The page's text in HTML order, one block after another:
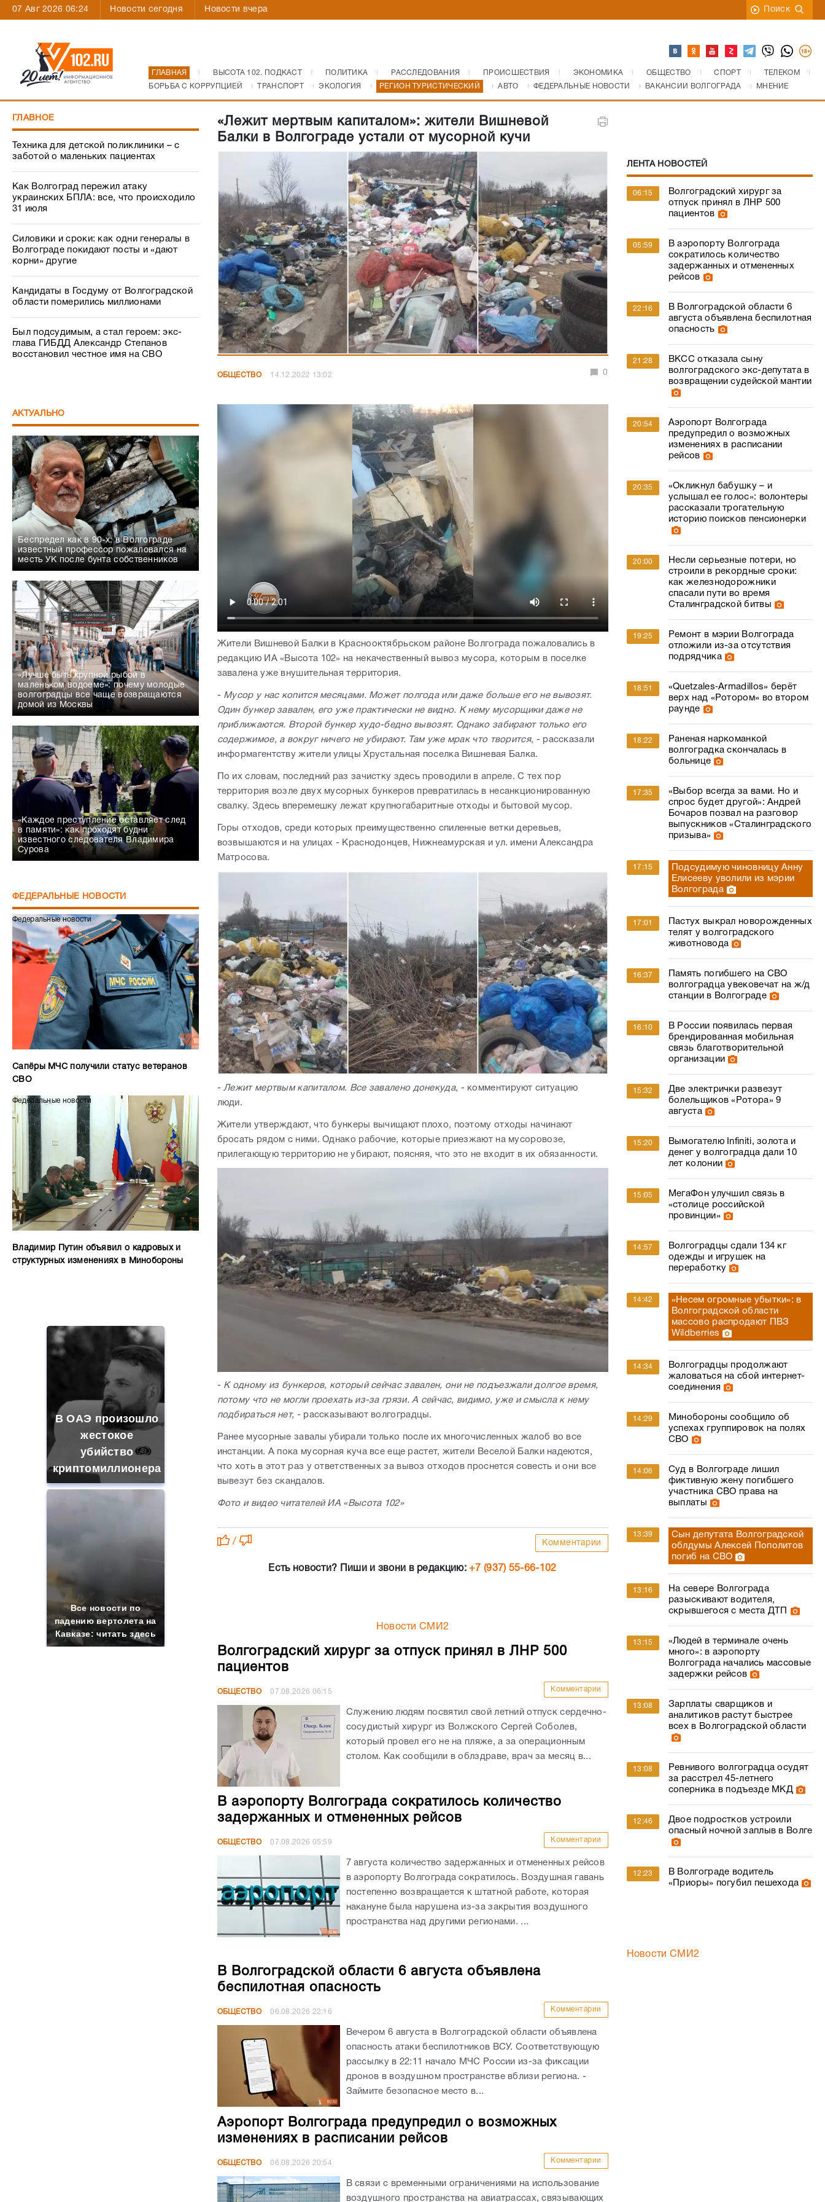
07 Авг 2026 06:24 Новости сегодня Новости вчера Поиск
ГЛАВНАЯ ВЫСОТА 102. ПОДКАСТ ПОЛИТИКА РАССЛЕДОВАНИЯ ПРОИСШЕСТВИЯ ЭКОНОМИКА ОБЩЕСТВО СПОРТ
ТЕЛЕКОМ
БОРЬБА С КОРРУПЦИЕЙ
ТРАНСПОРТ ЭКОЛОГИЯ РЕГИОН ТУРИСТИЧЕСКИЙ АВТО ФЕДЕРАЛЬНЫЕ НОВОСТИ ВАКАНСИИ ВОЛГОГРАДА МНЕНИЕ
ГЛАВНОЕ
Техника для детской поликлиники – с
заботой о маленьких пациентах
Как Волгоград пережил атаку
украинских БПЛА: все, что происходило
31 июля
Силовики и сроки: как одни генералы в
Волгограде покидают посты и «дают
корни» другие
Кандидаты в Госдуму от Волгоградской
области померились миллионами
Был подсудимым, а стал героем: экс-
глава ГИБДД Александр Степанов
восстановил честное имя на СВО
АКТУАЛЬНО
Беспредел как в 90-х: в Волгограде
известный профессор пожаловался на
месть УК после бунта собственников
«Лучше быть крупной рыбой в
маленьком водоеме»: почему молодые
волгоградцы все чаще возвращаются
домой из Москвы
«Каждое преступление оставляет след
в памяти»: как проходят будни
известного следователя Владимира
Сурова
ФЕДЕРАЛЬНЫЕ НОВОСТИ
Федеральные новости
Сапёры МЧС получили статус ветеранов
СВО
Федеральные новости
Владимир Путин объявил о кадровых и
структурных изменениях в Минобороны
В ОАЭ произошло
жестокое
убийство
криптомиллионера
Все новости по
падению вертолета на
Кавказе: читать здесь
«Лежит мертвым капиталом»: жители Вишневой
Балки в Волгограде устали от мусорной кучи
ОБЩЕСТВО 14.12.2022 13:02 0
Жители Вишневой Балки в Краснооктябрьском районе Волгограда пожаловались в
редакцию ИА «Высота 102» на некачественный вывоз мусора, которым в поселке
завалена уже внушительная территория.
- Мусор у нас копится месяцами. Может полгода или даже больше его не вывозят.
Один бункер завален, его уже практически не видно. К нему мусорщики даже не
приближаются. Второй бункер худо-бедно вывозят. Однако забирают только его
содержимое, а вокруг ничего не убирают. Там уже мрак что творится, - рассказали
информагентству жители улицы Хрустальная поселка Вишневая Балка.
По их словам, последний раз зачистку здесь проводили в апреле. С тех пор
территория возле двух мусорных бункеров превратилась в несанкционированную
свалку. Здесь вперемешку лежат крупногабаритные отходы и бытовой мусор.
Горы отходов, среди которых преимущественно спиленные ветки деревьев,
возвышаются и на улицах - Краснодонцев, Нижнеамурская и ул. имени Александра
Матросова.
-Лежит мертвым капиталом. Все завалено донекуда, - комментируют ситуацию
люди.
Жители утверждают, что бункеры вычищают плохо, поэтому отходы начинают
бросать рядом с ними. Однако рабочие, которые приезжают на мусоровозе,
прилегающую территорию не убирают, поясняя, что это не входит в их обязанности.
- К одному из бункеров, который сейчас завален, они не подъезжали долгое время,
потому что не могли проехать из-за грязи. А сейчас, видимо, уже и смысла к нему
подбираться нет, - рассказывают волгоградцы.
Ранее мусорные завалы убирали только после их многочисленных жалоб во все
инстанции. А пока мусорная куча все еще растет, жители Веселой Балки надеются,
что хоть в этот раз у ответственных за вывоз отходов проснется совесть и они все
вывезут без скандалов.
Фото и видео читателей ИА «Высота 102»
/ Комментарии
Есть новости? Пиши и звони в редакцию:+7 (937) 55-66-102
Новости СМИ2
Волгоградский хирург за отпуск принял в ЛНР 500
пациентов
ОБЩЕСТВО 07.08.2026 06:15 Комментарии
Служению людям посвятил свой летний отпуск сердечно-
сосудистый хирург из Волжского Сергей Соболев,
который провел его не на пляже, а за операционным
столом. Как сообщили в облздраве, врач за месяц в...
В аэропорту Волгограда сократилось количество
задержанных и отмененных рейсов
ОБЩЕСТВО 07.08.2026 05:59 Комментарии
7 августа количество задержанных и отмененных рейсов
в аэропорту Волгограда сократилось. Воздушная гавань
постепенно возвращается к штатной работе, которая
накануне была нарушена из-за закрытия воздушного
пространства над другими регионами. ...
В Волгоградской области 6 августа объявлена
беспилотная опасность
ОБЩЕСТВО 06.08.2026 22:16 Комментарии
Вечером 6 августа в Волгоградской области объявлена
опасность атаки беспилотников ВСУ. Соответствующую
рассылку в 22:11 начало МЧС России из-за фиксации
дронов в воздушном пространстве вблизи региона. -
Займите безопасное место в...
Аэропорт Волгограда предупредил о возможных
изменениях в расписании рейсов
ОБЩЕСТВО 06.08.2026 20:54 Комментарии
В связи с временными ограничениями на использование
воздушного пространства на авиатрассах, связывающих
ЛЕНТА НОВОСТЕЙ
06:15
Волгоградский хирург за
отпуск принял в ЛНР 500
пациентов
05:59
В аэропорту Волгограда
сократилось количество
задержанных и отмененных
рейсов
22:16
В Волгоградской области 6
августа объявлена беспилотная
опасность
21:28
ВКСС отказала сыну
волгоградского экс-депутата в
возвращении судейской мантии
20:54
Аэропорт Волгограда
предупредил о возможных
изменениях в расписании
рейсов
20:35
«Окликнул бабушку – и
услышал ее голос»: волонтеры
рассказали трогательную
историю поисков пенсионерки
20:00
Несли серьезные потери, но
строили в рекордные сроки:
как железнодорожники
спасали пути во время
Сталинградской битвы
19:25
Ремонт в мэрии Волгограда
отложили из-за отсутствия
подрядчика
18:51
«Quetzales‑Armadillos» берёт
верх над «Ротором» во втором
раунде
18:22
Раненая наркоманкой
волгоградка скончалась в
больнице
17:35
«Выбор всегда за вами. Но и
спрос будет другой»: Андрей
Бочаров позвал на разговор
выпускников «Сталинградского
призыва»
17:15
Подсудимую чиновницу Анну
Елисееву уволили из мэрии
Волгограда
17:01
Пастух выкрал новорожденных
телят у волгоградского
животновода
16:37
Память погибшего на СВО
волгоградца увековечат на ж/д
станции в Волгограде
16:10
В России появилась первая
брендированная мобильная
связь благотворительной
организации
15:32
Две электрички развезут
болельщиков «Ротора» 9
августа
15:20
Вымогателю Infiniti, золота и
денег у волгоградца дали 10
лет колонии
15:05
МегаФон улучшил связь в
«столице российской
провинции»
14:57
Волгоградцы сдали 134 кг
одежды и игрушек на
переработку
14:42
«Несем огромные убытки»: в
Волгоградской области
массово распродают ПВЗ
Wildberries
14:34
Волгоградцы продолжают
жаловаться на сбой интернет-
соединения
14:29
Минобороны сообщило об
успехах группировок на полях
СВО
14:06
Суд в Волгограде лишил
фиктивную жену погибшего
участника СВО права на
выплаты
13:39
Сын депутата Волгоградской
облдумы Алексей Пополитов
погиб на СВО
13:16
На севере Волгограда
разыскивают водителя,
скрывшегося с места ДТП
13:15
«Людей в терминале очень
много»: в аэропорту
Волгограда начались массовые
задержки рейсов
13:08
Зарплаты сварщиков и
аналитиков растут быстрее
всех в Волгоградской области
13:08
Ревнивого волгоградца осудят
за расстрел 45-летнего
соперника в подъезде МКД
12:46
Двое подростков устроили
опасный ночной заплыв в Волге
12:23
В Волгограде водитель
«Приоры» погубил пешехода
Новости СМИ2